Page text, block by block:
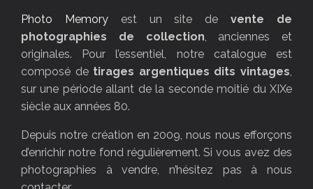
Photo Memoryest un site devente de
photographies de collection, anciennes et
originales. Pour l’essentiel, notre catalogue est
composé de tirages argentiques dits vintages,
sur une période allant de la seconde moitié du XIXe
siècle aux années 80.
Depuis notre création en 2009, nous nous efforçons
d’enrichir notre fond régulièrement. Si vous avez des
photographies à vendre, n’hésitez pas à nous